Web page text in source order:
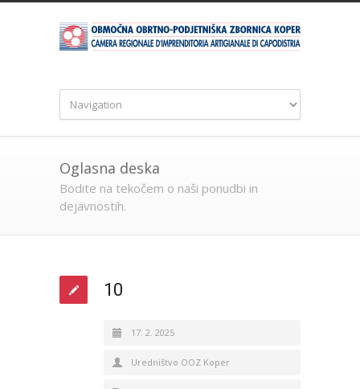
Oglasna deska
Bodite na tekočem o naši ponudbi in
dejavnostih.
10
17. 2. 2025
Uredništvo OOZ Koper